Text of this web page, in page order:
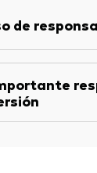
de